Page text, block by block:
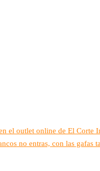
el outlet online de El Corte
no entras, con las